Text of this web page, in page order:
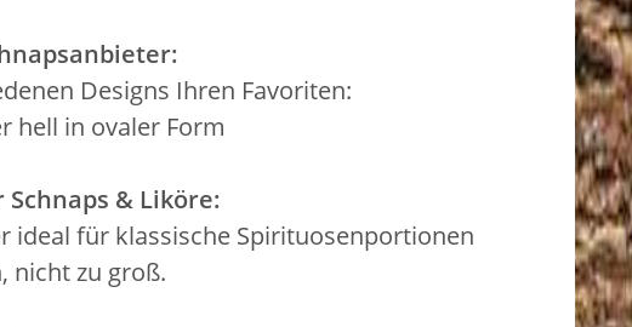
Designs Ihren Favoriten:
hell in ovaler Form
& Liköre:
ideal für klassische Spirituosenportionen
nicht zu groß.